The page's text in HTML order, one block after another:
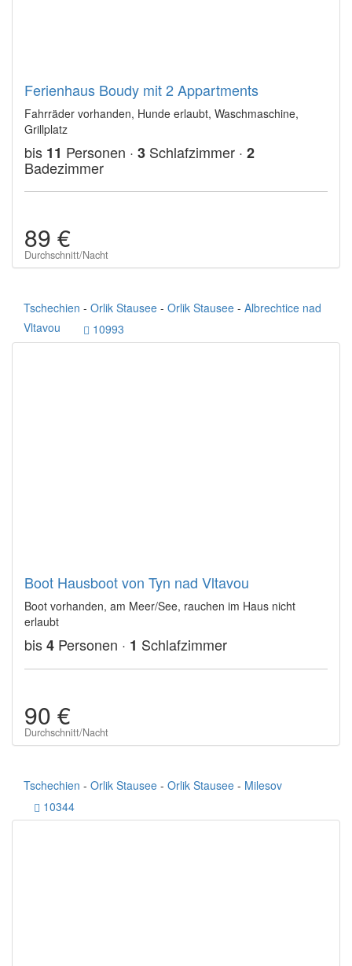
Ferienhaus Boudy mit 2 Appartments
Fahrräder vorhanden, Hunde erlaubt, Waschmaschine,
Grillplatz
bis 11 Personen · 3 Schlafzimmer · 2
Badezimmer
89 €
Durchschnitt/Nacht
Tschechien - Orlik Stausee - Orlik Stausee - Albrechtice nad
Vltavou
10993
Boot Hausboot von Tyn nad Vltavou
Boot vorhanden, am Meer/See, rauchen im Haus nicht
erlaubt
bis4 Personen · 1 Schlafzimmer
90 €
Durchschnitt/Nacht
Tschechien - Orlik Stausee - Orlik Stausee - Milesov
10344